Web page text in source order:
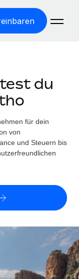
Niederlassungen
Einstellung
und
du
für dein
von
und Steuern bis